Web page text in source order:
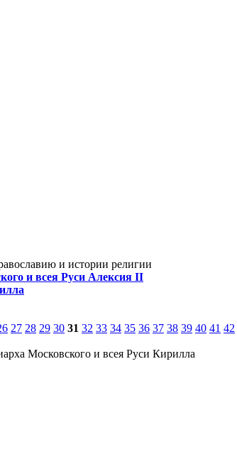
и истории религии
и всея Руси Алексия II
27 28 29 30 31 32 33 34 35 36 37 38 39 40 41 42
Московского и всея Руси Кирилла